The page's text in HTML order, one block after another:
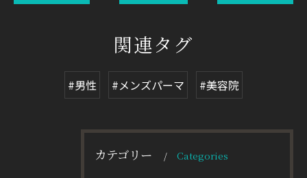
関連タグ
#男性 #メンズパーマ #美容院
カテゴリー Categories